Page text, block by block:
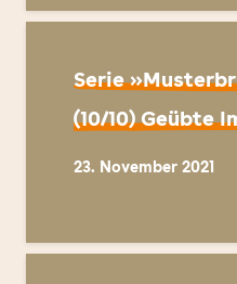
Serie
(10/10) Geübte
23. November 2021